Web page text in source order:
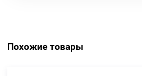
Похожие товары